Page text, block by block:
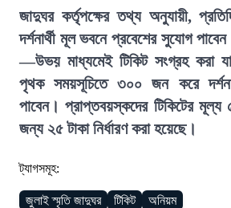
জাদুঘর কর্তৃপক্ষের তথ্য অনুযায়ী,
দর্শনার্থী মূল ভবনে প্রবেশের সুযোগ
—উভয় মাধ্যমেই টিকিট সংগ্রহ করা
পৃথক সময়সূচিতে ৩০০ জন করে
পাবেন। প্রাপ্তবয়স্কদের টিকিটের মূল্য
জন্য ২৫ টাকা নির্ধারণ করা হয়েছে।
ট্যাগসমূহ:
জুলাই স্মৃতি জাদুঘর টিকিট অনিয়ম